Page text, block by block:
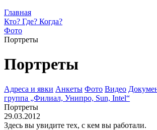
Главная
Кто? Где? Когда?
Фото
Портреты
Портреты
Адреса и явки Анкеты Фото Видео
группа „Филиал, Унипро, Sun, Intel“
Портреты
29.03.2012
Здесь вы увидите тех, с кем вы работали.